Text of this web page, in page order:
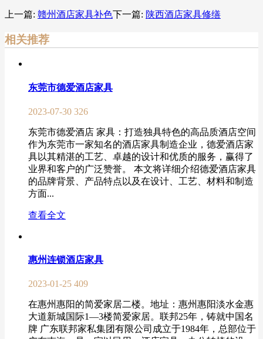
上一篇: 赣州酒店家具补色下一篇: 陕西酒店家具修缮
相关推荐
东莞市德爱酒店家具
2023-07-30 326
东莞市德爱酒店 家具：打造独具特色的高品质酒店空间
作为东莞市一家知名的酒店家具制造企业，德爱酒店家
具以其精湛的工艺、卓越的设计和优质的服务，赢得了
业界和客户的广泛赞誉。 本文将详细介绍德爱酒店家具
的品牌背景、产品特点以及在设计、工艺、材料和制造
方面...
查看全文
惠州连锁酒店家具
2023-01-25 409
在惠州惠阳的简爱家居二楼。地址：惠州惠阳淡水金惠
大道新城国际1—3楼简爱家居。联邦25年，铸就中国名
牌 广东联邦家私集团有限公司成立于1984年，总部位于